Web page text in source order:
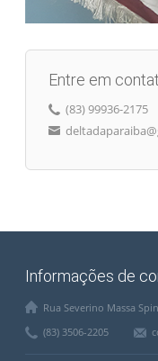
Entre em
(83) 99936-2175
Informações de
Rua Severino Massa
(83) 3506-2205